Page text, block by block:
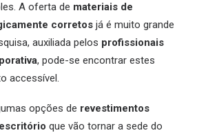
A oferta de materiais de
corretos já é muito grande
auxiliada pelos profissionais
, pode-se encontrar estes
accessível.
opções de revestimentos
que vão tornar a sede do